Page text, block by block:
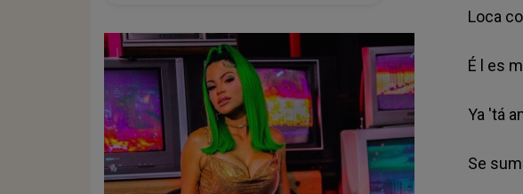
Loca
É l es
Ya 'tá
Se